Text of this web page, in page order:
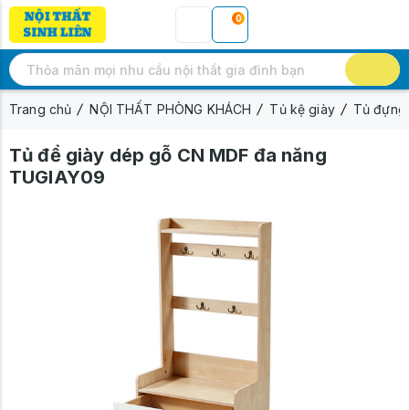
0
Trang chủ NỘI THẤT PHÒNG KHÁCH Tủ kệ giày Tủ
Tủ để giày dép gỗ CN MDF đa năng
TUGIAY09